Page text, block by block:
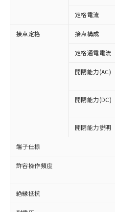
定格電流
接点定格 接点構成
定格通電電流
開閉能力(AC)
開閉能力(DC)
開閉能力説明
端子仕様
許容操作頻度
絶縁抵抗
ご利用条件
以下の条件をお読み
ご利用ください。
本サービスは、
商品の当社在庫
(税抜)を提供さ
当社制御機器事
本サービスの対
※1 対応状況
対応済み：EU
非含有に対応した製
対応予定：EU RoHS
有に対応した製品に
対応予定なし：EU
非含有に非対応の商
調査・確認中：EU
非含有の対応状況を
商品です。
非該当品：ライセン
害物質有無と関係のな
仕入先様の事情により
いたものが、含有品
「○」：最大均質材料
基準値以下であること
「×」：最大均質材料
基準値を超えているこ
当社は、これら